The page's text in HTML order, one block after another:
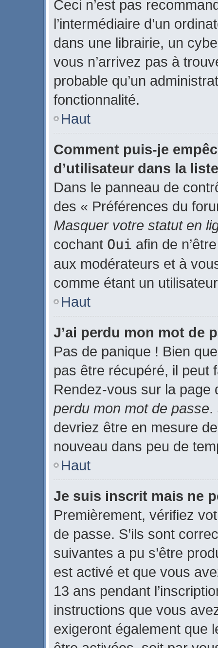
Ceci n’est pas
l’intermédiaire d’un
dans une librairie, un
vous n’arrivez pas à
probable qu’un
fonctionnalité.
Haut
Comment puis-je
d’utilisateur dans la
Dans le panneau de
des « Préférences du
Masquer votre statut en
cochant Oui afin de
aux modérateurs et à
comme étant un
Haut
J’ai perdu mon mot de
Pas de panique ! Bien
pas être récupéré, il peut
Rendez-vous sur la
perdu mon mot de passe.
devriez être en mesure
nouveau dans peu de
Haut
Je suis inscrit mais ne
Premièrement, vérifiez
de passe. S’ils sont
suivantes a pu s’être
est activé et que vous
13 ans pendant
instructions que vous
exigeront également que